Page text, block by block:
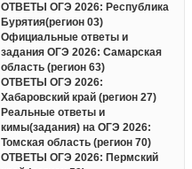
ОТВЕТЫ ОГЭ 2026: Республика
Бурятия(регион 03)
Официальные ответы и
задания ОГЭ 2026: Самарская
область (регион 63)
ОТВЕТЫ ОГЭ 2026:
Хабаровский край (регион 27)
Реальные ответы и
кимы(задания) на ОГЭ 2026:
Томская область (регион 70)
ОТВЕТЫ ОГЭ 2026: Пермский